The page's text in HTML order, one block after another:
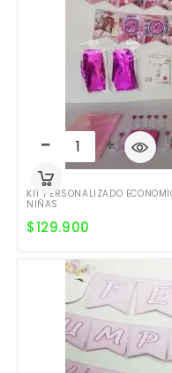
KIT PERSONALIZADO
NIÑAS
$129.900